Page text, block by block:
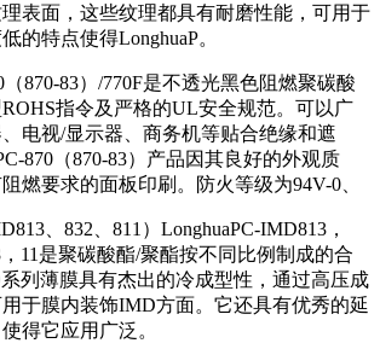
表面，这些纹理都具有耐磨性能，可用于
的特点使得LonghuaP。
（870-83）/770F是不透光黑色阻燃聚碳酸
指令及严格的UL安全规范。可以广
电视/显示器、商务机等贴合绝缘和遮
870（870-83）产品因其良好的外观质
燃要求的面板印刷。防火等级为94V-0、
、832、811）LonghuaPC-IMD813，
，11是聚碳酸酯/聚酯按不同比例制成的合
列薄膜具有杰出的冷成型性，通过高压成
于膜内装饰IMD方面。它还具有优秀的延
得它应用广泛。